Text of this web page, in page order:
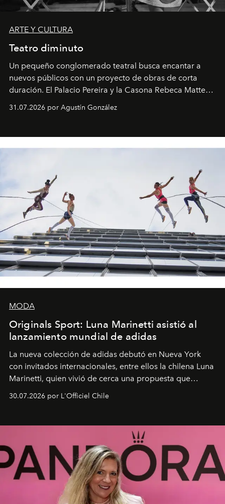
ARTE Y CULTURA
Teatro diminuto
Un pequeño conglomerado teatral busca encantar a
nuevos públicos con un proyecto de obras de corta
duración. El Palacio Pereira y la Casona Rebeca Matte
miniobras. Sus puestas en escena son limpias; ponen el
31.07.2026 por Agustín González
MODA
Originals Sport: Luna Marinetti asistió al
lanzamiento mundial de adidas
La nueva colección de adidas debutó en Nueva York
con invitados internacionales, entre ellos la chilena Luna
Marinetti, quien vivió de cerca una propuesta que
30.07.2026 por L'Officiel Chile